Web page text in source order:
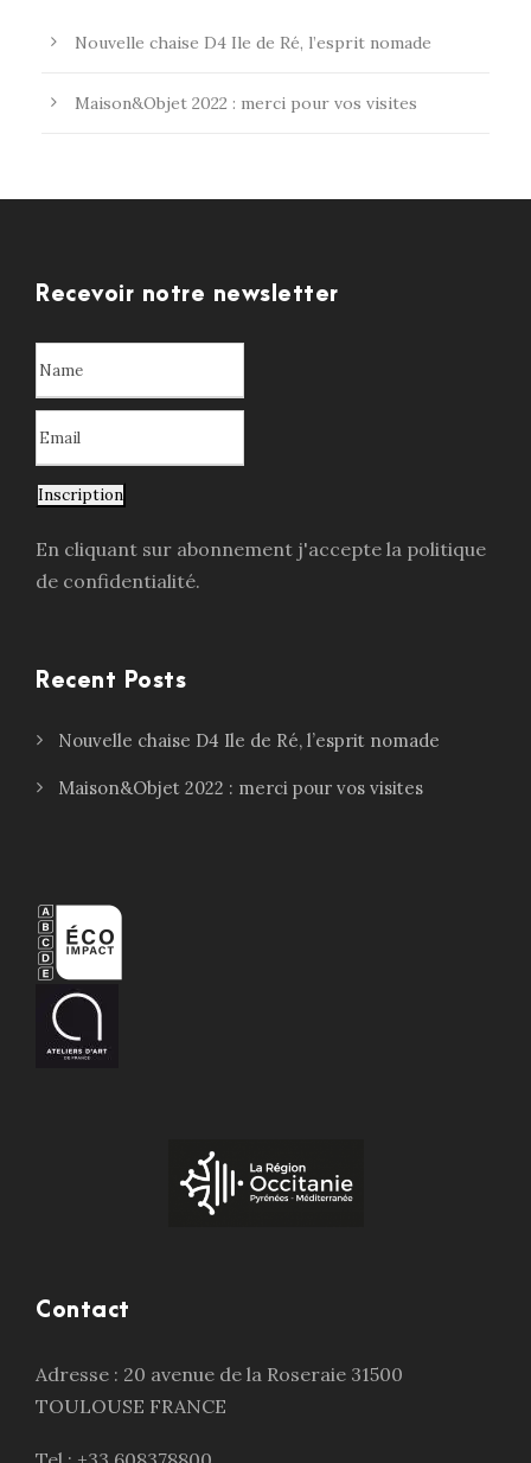
Nouvelle chaise D4 Ile de Ré, l’esprit nomade
Maison&Objet 2022 : merci pour vos visites
Recevoir notre newsletter
Inscription
En cliquant sur abonnement j'accepte la politique
de confidentialité.
Recent Posts
Nouvelle chaise D4 Ile de Ré, l’esprit nomade
Maison&Objet 2022 : merci pour vos visites
Contact
Adresse : 20 avenue de la Roseraie 31500
TOULOUSE FRANCE